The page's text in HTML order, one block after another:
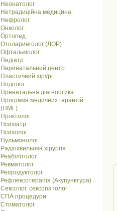
Неонатолог
Нетрадиційна медицина
Нефролог
Онколог
Ортопед
Отоларинголог (ЛОР)
Офтальмолог
Педіатр
Перинатальний центр
Пластичний хірург
Подолог
Пренатальна діагностика
Програма медичних гарантій
(ПМГ)
Проктолог
Психіатр
Психолог
Пульмонолог
Радіохвильова хірургія
Реабілітолог
Ревматолог
Репродуктолог
Рефлексотерапія (Акупунктура)
Сексолог, сексопатолог
СПА процедури
Стоматолог